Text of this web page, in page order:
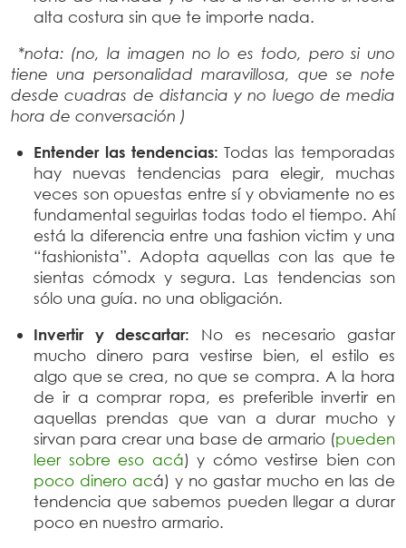
alta costura sin que te importe nada.
*nota: (no, la imagen no lo es todo, pero si uno
tiene una personalidad maravillosa, que se note
desde cuadras de distancia y no luego de media
hora de conversación )
Entender las tendencias: Todas las temporadas
hay nuevas tendencias para elegir, muchas
veces son opuestas entre sí y obviamente no es
fundamental seguirlas todas todo el tiempo. Ahí
está la diferencia entre una fashion victim y una
“fashionista”. Adopta aquellas con las que te
sientas cómodx y segura. Las tendencias son
sólo una guía. no una obligación.
Invertir y descartar: No es necesario gastar
mucho dinero para vestirse bien, el estilo es
algo que se crea, no que se compra. A la hora
de ir a comprar ropa, es preferible invertir en
aquellas prendas que van a durar mucho y
sirvan para crear una base de armario (pueden
leer sobre eso acá) y cómo vestirse bien con
poco dinero acá) y no gastar mucho en las de
tendencia que sabemos pueden llegar a durar
poco en nuestro armario.